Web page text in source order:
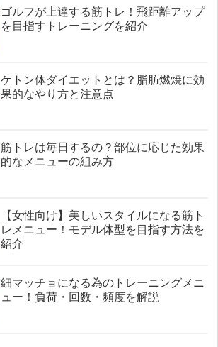
ゴルフが上達する筋トレ！飛距離アップ
を目指すトレーニングを紹介
ケトン体ダイエットとは？脂肪燃焼に効
果的なやり方と注意点
筋トレは毎日するの？部位に応じた効果
的なメニューの組み方
【女性向け】美しいスタイルになる筋ト
レメニュー！モデル体型を目指す方法を
紹介
細マッチョになる為のトレーニングメニ
ュー！負荷・回数・頻度を解説